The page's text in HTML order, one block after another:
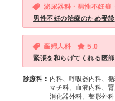
泌尿器科・男性不妊症
男性不妊の治療のため受診
産婦人科 5.0
緊張を和らげてくれる医師
診療科： 内科、呼吸器内科、
マチ科、血液内科、
消化器外科、整形外